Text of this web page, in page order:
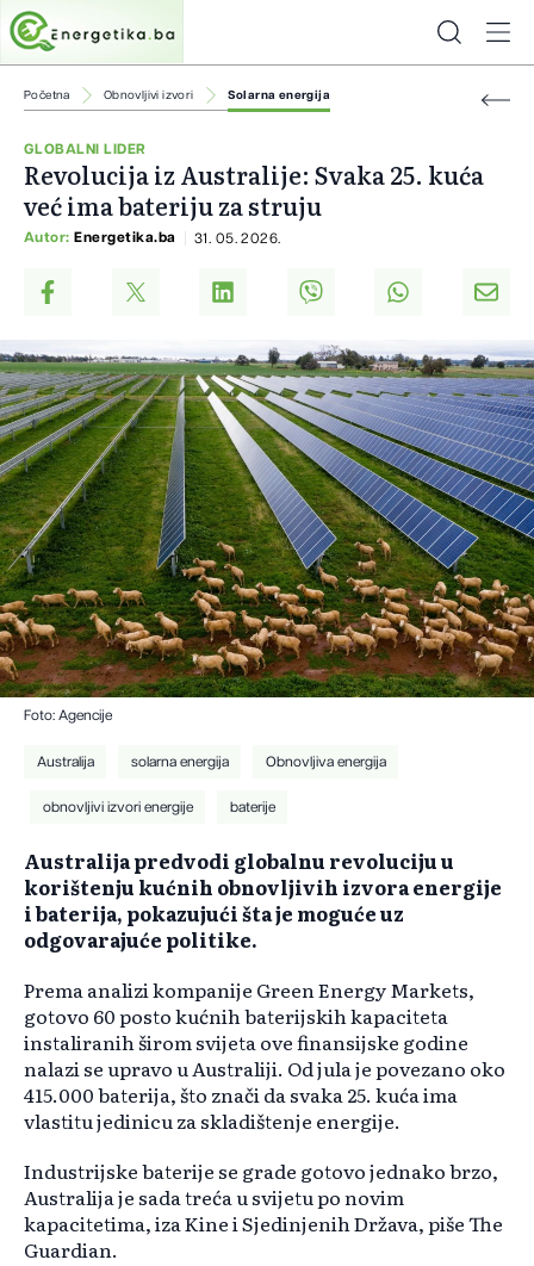
Početna Obnovljivi izvori Solarna energija
GLOBALNI LIDER
Revolucija iz Australije: Svaka 25. kuća
već ima bateriju za struju
Autor: Energetika.ba 31. 05. 2026.
Foto: Agencije
Australija solarna energija Obnovljiva energija
obnovljivi izvori energije baterije
Australija predvodi globalnu revoluciju u
korištenju kućnih obnovljivih izvora energije
i baterija, pokazujući šta je moguće uz
odgovarajuće politike.
Prema analizi kompanije Green Energy Markets,
gotovo 60 posto kućnih baterijskih kapaciteta
instaliranih širom svijeta ove finansijske godine
nalazi se upravo u Australiji. Od jula je povezano oko
415.000 baterija, što znači da svaka 25. kuća ima
vlastitu jedinicu za skladištenje energije.
Industrijske baterije se grade gotovo jednako brzo,
Australija je sada treća u svijetu po novim
kapacitetima, iza Kine i Sjedinjenih Država, piše The
Guardian.